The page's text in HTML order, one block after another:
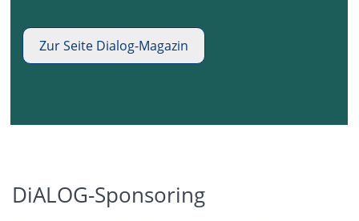
Zur Seite Dialog-Magazin
DiALOG-Sponsoring